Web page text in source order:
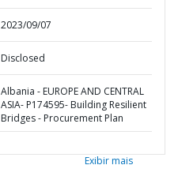
2023/09/07
Disclosed
Albania - EUROPE AND CENTRAL
ASIA- P174595- Building Resilient
Bridges - Procurement Plan
Exibir mais